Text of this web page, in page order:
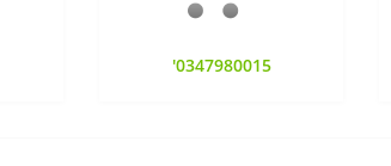
'0347980015